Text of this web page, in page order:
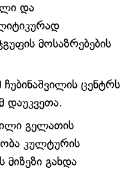
და
მოსაზრებების
ცენტრს
დაუკვეთა.
გელათის
კულტურის
მიზეზი გახდა